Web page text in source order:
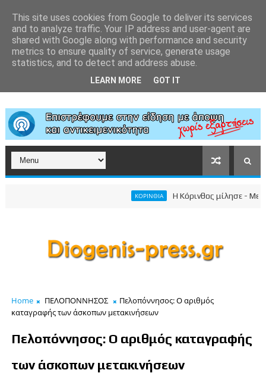
ΚΟΡΙΝΘΙΑ Η Κόρινθος μίλησε -
Home ΠΕΛΟΠΟΝΝΗΣΟΣ
Πελοπόννησος: Ο αριθμός
καταγραφής των άσκοπων μετακινήσεων
Πελοπόννησος: Ο αριθμός καταγραφής
των άσκοπων μετακινήσεων
This site uses cookies from Google to deliver its services
and to analyze traffic. Your IP address and user-agent are
shared with Google along with performance and security
metrics to ensure quality of service, generate usage
statistics, and to detect and address abuse.
LEARN MORE GOT IT